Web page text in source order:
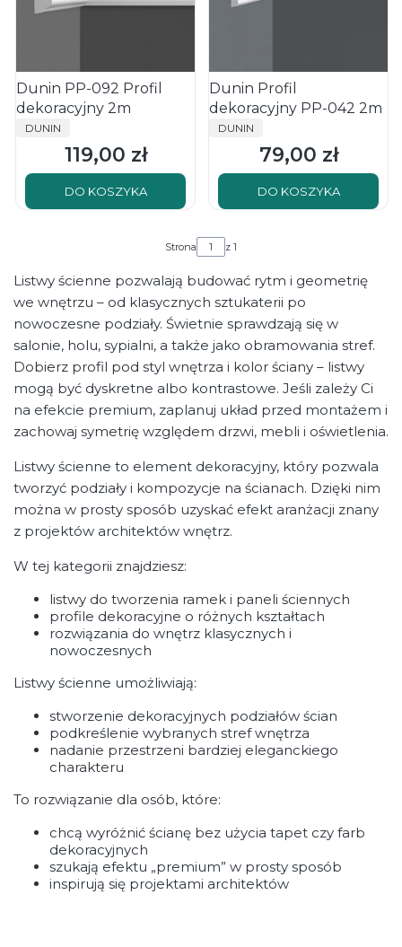
Dunin PP-092 Profil
dekoracyjny 2m
PRODUCENT
DUNIN
Cena
119,00 zł
DO KOSZYKA
Dunin Profil
dekoracyjny PP-042 2m
PRODUCENT
DUNIN
Cena
79,00 zł
DO KOSZYKA
Strona z 1
Listwy ścienne pozwalają budować rytm i geometrię
we wnętrzu – od klasycznych sztukaterii po
nowoczesne podziały. Świetnie sprawdzają się w
salonie, holu, sypialni, a także jako obramowania stref.
Dobierz profil pod styl wnętrza i kolor ściany – listwy
mogą być dyskretne albo kontrastowe. Jeśli zależy Ci
na efekcie premium, zaplanuj układ przed montażem i
zachowaj symetrię względem drzwi, mebli i oświetlenia.
Listwy ścienne to element dekoracyjny, który pozwala
tworzyć podziały i kompozycje na ścianach. Dzięki nim
można w prosty sposób uzyskać efekt aranżacji znany
z projektów architektów wnętrz.
W tej kategorii znajdziesz:
listwy do tworzenia ramek i paneli ściennych
profile dekoracyjne o różnych kształtach
rozwiązania do wnętrz klasycznych i
nowoczesnych
Listwy ścienne umożliwiają:
stworzenie dekoracyjnych podziałów ścian
podkreślenie wybranych stref wnętrza
nadanie przestrzeni bardziej eleganckiego
charakteru
To rozwiązanie dla osób, które:
chcą wyróżnić ścianę bez użycia tapet czy farb
dekoracyjnych
szukają efektu „premium” w prosty sposób
inspirują się projektami architektów